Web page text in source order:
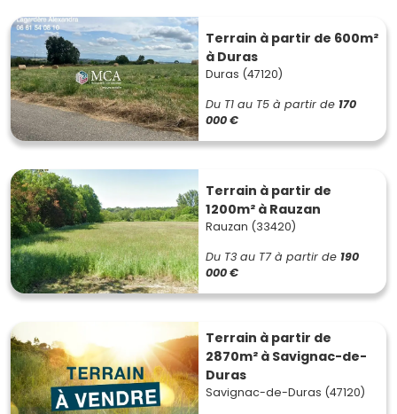
Terrain à partir de 600m²
à Duras
Duras (47120)
Du T1 au T5 à partir de 170
000 €
Terrain à partir de
1200m² à Rauzan
Rauzan (33420)
Du T3 au T7 à partir de 190
000 €
Terrain à partir de
2870m² à Savignac-de-
Duras
Savignac-de-Duras (47120)